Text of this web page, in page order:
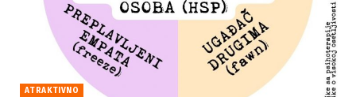
ATRAKTIVNO